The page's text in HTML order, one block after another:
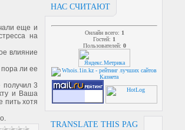
НАС СЧИТАЮТ
Онлайн всего: 1
Гостей: 1
Пользователей: 0
TRANSLATE THIS PAG
еще и
на
влияние
ли ее
получил 3
и Ваша
пить хотя